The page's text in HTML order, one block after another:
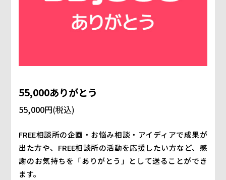
55,000ありがとう
55,000円(税込)
FREE相談所の企画・お悩み相談・アイディアで成果が
出た方や、FREE相談所の活動を応援したい方など、感
謝のお気持ちを「ありがとう」として送ることができ
ます。